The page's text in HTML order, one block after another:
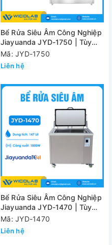
Bể Rửa Siêu Âm Công Nghiệp
Jiayuanda JYD-1750 | Tùy
Chỉnh Kích Thước
Mã: JYD-1750
Liên hệ
Bể Rửa Siêu Âm Công Nghiệp
Jiayuanda JYD-1470 | Tùy
Chỉnh Kích Thước
Mã: JYD-1470
Liên hệ